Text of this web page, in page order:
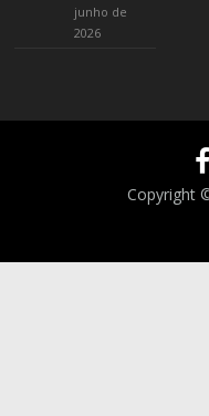
junho de
2026
Copyright